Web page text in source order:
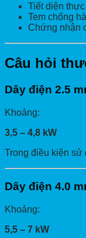
Tiết diện thực
Tem chống
Chứng nhận
Câu hỏi
Dây điện 2.5
Khoảng:
3,5 – 4,8 kW
Trong điều kiện sử
Dây điện 4.0
Khoảng:
5,5 – 7 kW